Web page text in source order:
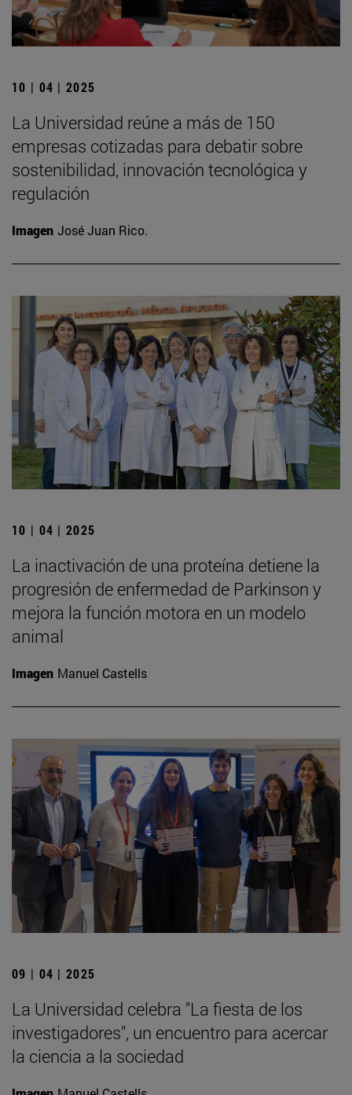
10 | 04 | 2025
La Universidad reúne a más de 150
empresas cotizadas para debatir sobre
sostenibilidad, innovación tecnológica y
regulación
Imagen José Juan Rico.
10 | 04 | 2025
La inactivación de una proteína detiene la
progresión de enfermedad de Parkinson y
mejora la función motora en un modelo
animal
Imagen Manuel Castells
09 | 04 | 2025
La Universidad celebra "La fiesta de los
investigadores", un encuentro para acercar
la ciencia a la sociedad